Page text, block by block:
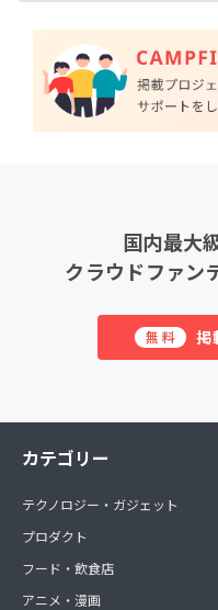
国内最大
クラウドファン
無料 掲
カテゴリー
テクノロジー・ガジェット
プロダクト
フード・飲食店
アニメ・漫画